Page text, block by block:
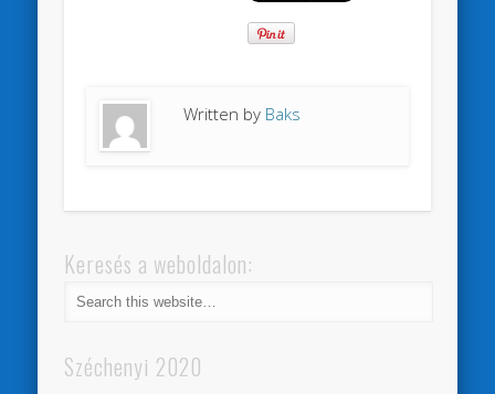
Written by Baks
Keresés a weboldalon:
Széchenyi 2020